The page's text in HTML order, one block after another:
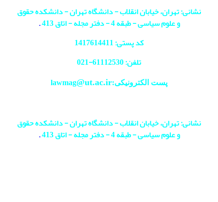
نشانی: تهران، خیابان انقلاب - دانشگاه تهران - دانشکده حقوق
و علوم سیاسی - طبقه 4 - دفتر مجله - اتاق 413
.
کد پستی: 1417614411
تلفن: 61112530-
021
پست الکترونیکی:lawmag@ut.ac.ir
نشانی: تهران، خیابان انقلاب - دانشگاه تهران - دانشکده حقوق
و علوم سیاسی - طبقه 4 - دفتر مجله - اتاق 413
.